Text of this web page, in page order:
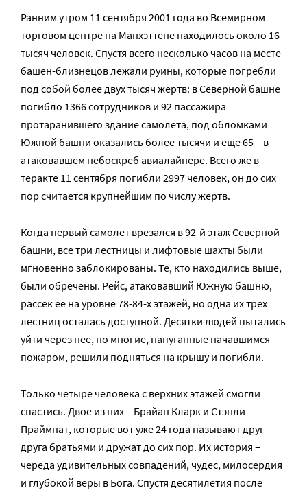
Ранним утром 11 сентября 2001 года во Всемирном
торговом центре на Манхэттене находилось около 16
тысяч человек. Спустя всего несколько часов на месте
башен-близнецов лежали руины, которые погребли
под собой более двух тысяч жертв: в Северной башне
погибло 1366 сотрудников и 92 пассажира
протаранившего здание самолета, под обломками
Южной башни оказались более тысячи и еще 65 – в
атаковавшем небоскреб авиалайнере. Всего же в
теракте 11 сентября погибли 2997 человек, он до сих
пор считается крупнейшим по числу жертв.
Когда первый самолет врезался в 92-й этаж Северной
башни, все три лестницы и лифтовые шахты были
мгновенно заблокированы. Те, кто находились выше,
были обречены. Рейс, атаковавший Южную башню,
рассек ее на уровне 78-84-х этажей, но одна их трех
лестниц осталась доступной. Десятки людей пытались
уйти через нее, но многие, напуганные начавшимся
пожаром, решили подняться на крышу и погибли.
Только четыре человека с верхних этажей смогли
спастись. Двое из них – Брайан Кларк и Стэнли
Праймнат, которые вот уже 24 года называют друг
друга братьями и дружат до сих пор. Их история –
череда удивительных совпадений, чудес, милосердия
и глубокой веры в Бога. Спустя десятилетия после